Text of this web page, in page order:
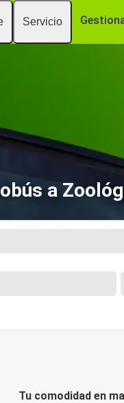
Servicio
a
Tu comodidad en